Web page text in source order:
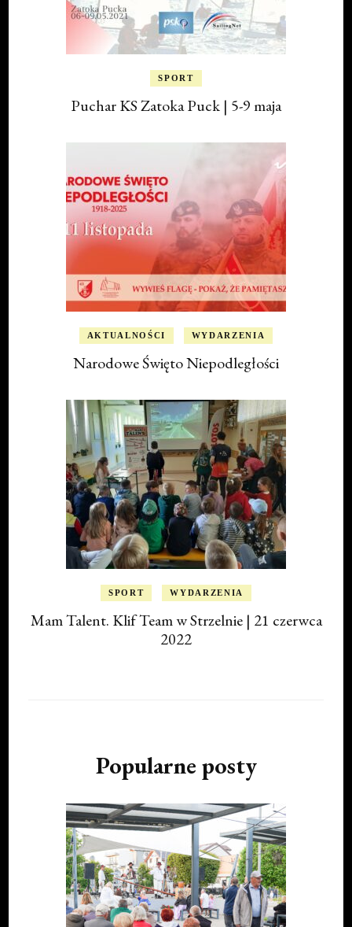
SPORT
Puchar KS Zatoka Puck | 5-9 maja
AKTUALNOŚCI WYDARZENIA
Narodowe Święto Niepodległości
SPORT WYDARZENIA
Mam Talent. Klif Team w Strzelnie | 21 czerwca
2022
Popularne posty